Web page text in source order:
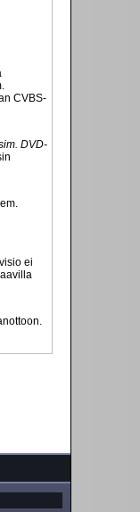
CVBS-
DVD-
ei